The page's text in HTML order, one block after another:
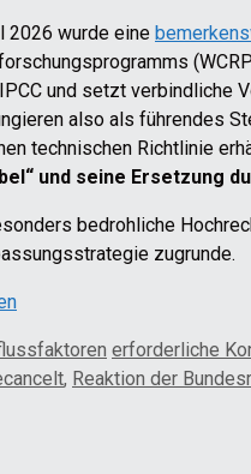
2026 wurde eine
und setzt verbindliche
also als führendes
technischen Richtlinie
und seine Ersetzung
bedrohliche
zugrunde.
Schlagwörter
erforderliche
, Reaktion der